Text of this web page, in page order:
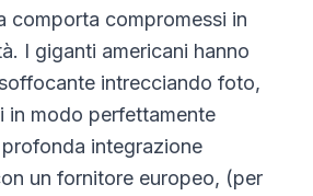
comporta compromessi in
I giganti americani hanno
intrecciando foto,
in modo perfettamente
integrazione
un fornitore europeo, (per